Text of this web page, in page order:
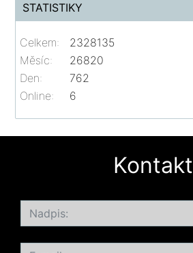
STATISTIKY
Online: 6
Celkem:
2328135
Měsíc:
26820
Den:
762
Kontakt